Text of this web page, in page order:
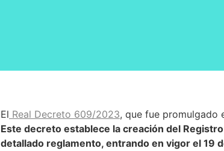
El Real Decreto 609/2023, que fue promulgado
Este decreto establece la creación del
detallado reglamento, entrando en vigor el 19